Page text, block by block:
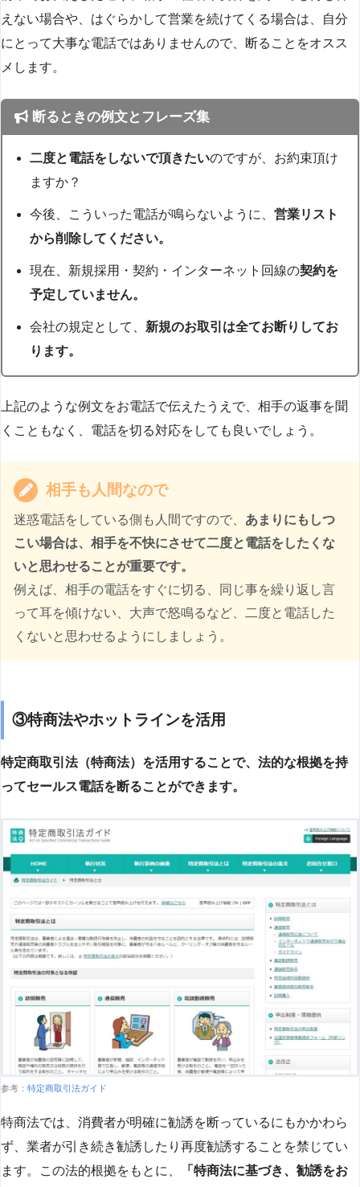
えない場合や、はぐらかして営業を続けてくる場合は、自分
にとって大事な電話ではありませんので、断ることをオスス
メします。
断るときの例文とフレーズ集
二度と電話をしないで頂きたいのですが、お約束頂け
ますか？
今後、こういった電話が鳴らないように、営業リスト
から削除してください。
現在、新規採用・契約・インターネット回線の契約を
予定していません。
会社の規定として、 新規のお取引は全てお断りしてお
ります。
上記のような例文をお電話で伝えたうえで、相手の返事を聞
くこともなく、電話を切る対応をしても良いでしょう。
相手も人間なので
迷惑電話をしている側も人間ですので、 あまりにもしつ
こい場合は、相手を不快にさせて二度と電話をしたくな
いと思わせることが重要です。
例えば、相手の電話をすぐに切る、同じ事を繰り返し言
って耳を傾けない、大声で怒鳴るなど、二度と電話した
くないと思わせるようにしましょう。
③特商法やホットラインを活用
特定商取引法（特商法）を活用することで、法的な根拠を持
ってセールス電話を断ることができます。
参考： 特定商取引法ガイド
特商法では、消費者が明確に勧誘を断っているにもかかわら
ず、業者が引き続き勧誘したり再度勧誘することを禁じてい
ます。この法的根拠をもとに、
「特商法に基づき、勧誘をお